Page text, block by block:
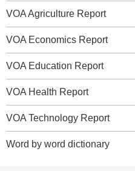
VOA Agriculture Report
VOA Economics Report
VOA Education Report
VOA Health Report
VOA Technology Report
Word by word dictionary